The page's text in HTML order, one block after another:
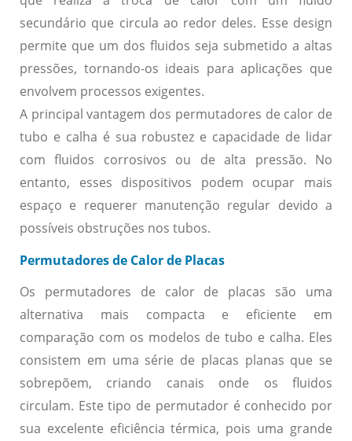
secundário que circula ao redor deles. Esse design
permite que um dos fluidos seja submetido a altas
pressões, tornando-os ideais para aplicações que
envolvem processos exigentes.
A principal vantagem dos permutadores de calor de
tubo e calha é sua robustez e capacidade de lidar
com fluidos corrosivos ou de alta pressão. No
entanto, esses dispositivos podem ocupar mais
espaço e requerer manutenção regular devido a
possíveis obstruções nos tubos.
Permutadores de Calor de Placas
Os permutadores de calor de placas são uma
alternativa mais compacta e eficiente em
comparação com os modelos de tubo e calha. Eles
consistem em uma série de placas planas que se
sobrepõem, criando canais onde os fluidos
circulam. Este tipo de permutador é conhecido por
sua excelente eficiência térmica, pois uma grande